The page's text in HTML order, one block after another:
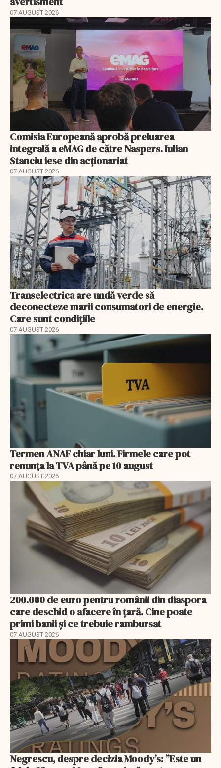
07 AUGUST 2026
Comisia Europeană aprobă preluarea
integrală a eMAG de către Naspers. Iulian
Stanciu iese din acționariat
07 AUGUST 2026
Transelectrica are undă verde să
deconecteze marii consumatori de energie.
Care sunt condițiile
07 AUGUST 2026
Termen ANAF chiar luni. Firmele care pot
renunța la TVA până pe 10 august
07 AUGUST 2026
200.000 de euro pentru românii din diaspora
care deschid o afacere în țară. Cine poate
primi banii și ce trebuie rambursat
07 AUGUST 2026
Negrescu, despre decizia Moody’s: ”Este un